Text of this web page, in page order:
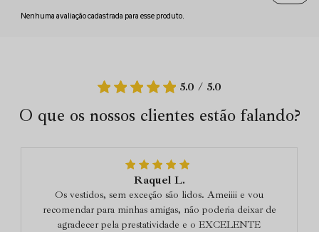
Nenhuma avaliação cadastrada para esse produto.
5.0 / 5.0
O que os nossos clientes estão falando?
Raquel L.
Os vestidos, sem exceção são lidos. Ameiiii e vou
recomendar para minhas amigas, não poderia deixar de
agradecer pela prestatividade e o EXCELENTE